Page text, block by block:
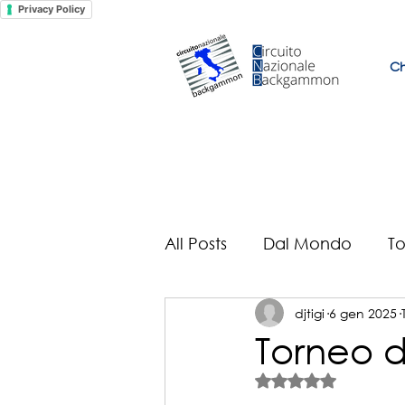
Privacy Policy
All Posts Dal Mondo
Il mondo secondo
Torneo
djtigi 6 gen 2025
Valutazione NaN